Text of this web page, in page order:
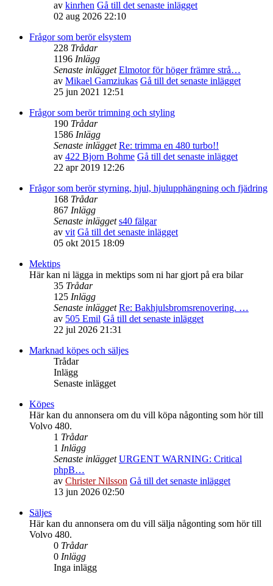
av kinrhen Gå till det senaste inlägget
02 aug 2026 22:10
Frågor som berör elsystem
228 Trådar
1196 Inlägg
Senaste inlägget Elmotor för höger främre strå…
av Mikael Gamziukas Gå till det senaste inlägget
25 jun 2021 12:51
Frågor som berör trimning och styling
190 Trådar
1586 Inlägg
Senaste inlägget Re: trimma en 480 turbo!!
av 422 Bjorn Bohme Gå till det senaste inlägget
22 apr 2019 12:26
Frågor som berör styrning, hjul, hjulupphängning och fjädring
168 Trådar
867 Inlägg
Senaste inlägget s40 fälgar
av vit Gå till det senaste inlägget
05 okt 2015 18:09
Mektips
Här kan ni lägga in mektips som ni har gjort på era bilar
35 Trådar
125 Inlägg
Senaste inlägget Re: Bakhjulsbromsrenovering. …
av 505 Emil Gå till det senaste inlägget
22 jul 2026 21:31
Marknad köpes och säljes
Trådar
Inlägg
Senaste inlägget
Köpes
Här kan du annonsera om du vill köpa någonting som hör till
Volvo 480.
1 Trådar
1 Inlägg
Senaste inlägget URGENT WARNING: Critical
phpB…
av Christer Nilsson Gå till det senaste inlägget
13 jun 2026 02:50
Säljes
Här kan du annonsera om du vill sälja någonting som hör till
Volvo 480.
0 Trådar
0 Inlägg
Inga inlägg